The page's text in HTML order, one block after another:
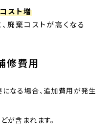
スト増
廃棄コストが高くなる
修費用
なる場合、追加費用が発生
が含まれます。